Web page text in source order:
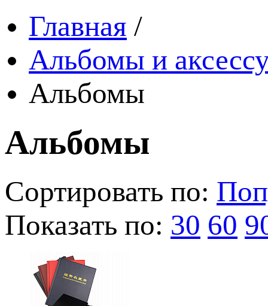
Главная /
Альбомы и
Альбомы
Альбомы
Сортировать по:
Показать по: 30 60